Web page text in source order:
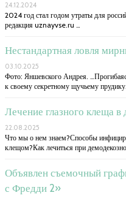
24.12.2024
2024 год стал годом утраты для
редакция uznayvse.ru …
Нестандартная ловля
03.10.2025
Фото: Яншевского Андрея.
к своему секретному щучьему
Лечение глазного клеща
22.08.2025
Что мы о нем знаем?Способы
клещом?Как лечиться при
Объявлен съемочный
с Фредди 2»